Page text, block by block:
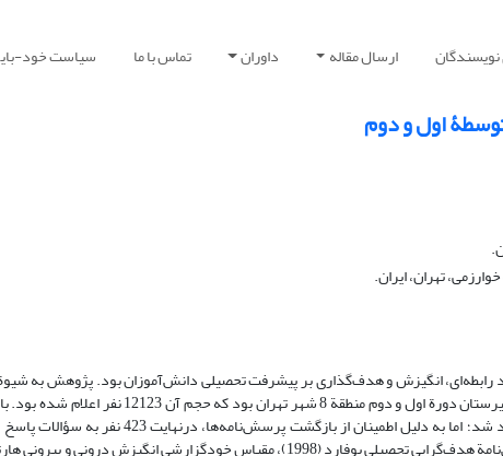
نویسندگان ارسال مقاله داوران تماس با ما سیاست خود-
اول و دوم
تهران، ایران.
انگیزش و هدف‌گذاری بر پیشرفت تحصیلی دانش‌آموزان بود. پژوهش به
شد. جامعة آماری پژوهش شامل کلیة دانش‌آموزان مقطع دبیرستان
تصادفی خوشه‌ای و بر اساس فرمول کوکران، 375 نفر برآورد شد؛ اما